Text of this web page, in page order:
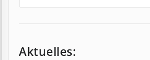
Aktuelles: